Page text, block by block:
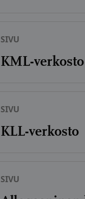
SIVU
KML-verkosto
SIVU
KLL-verkosto
SIVU